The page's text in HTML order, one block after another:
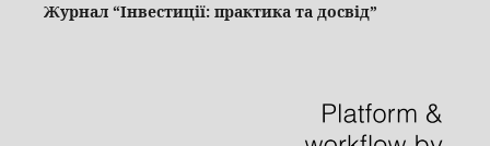
Журнал “Інвестиції: практика та досвід”